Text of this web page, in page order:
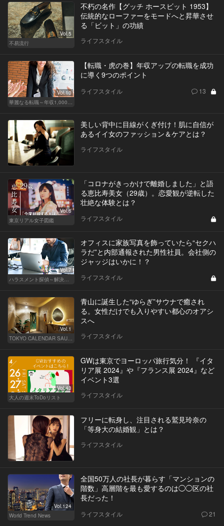
Vol.5
不易流行
不朽の名作【グッチ ホースビット 1953】
伝統的なローファーをモードへと昇華させ
る「ビット」の功績
ライフスタイル
Vol.10
華麗なる転職～年収1,000万超の道～
【転職・虎の巻】年収アップの転職を成功
に導く9つのポイント
ライフスタイル 13
美しい背中に目線がくぎ付け！肌に自信が
あるイイ女のファッション＆ケアとは？
ライフスタイル
Vol.6
東京リアル女子図鑑
「コロナがきっかけで離婚しました」と語
る恵比寿美女（29歳）。恋愛観が逆転した
壮絶な体験とは？
ライフスタイル
Vol.7
ハラスメント探偵～解決編～
オフィスに家族写真を飾っていたら“セクハ
ラだ”と内部通報された男性社員。会社側の
ジャッジはいかに！？
ライフスタイル
Vol.1
青山に誕生した“ゆらぎ”サウナで癒され
る。女性だけでも入りやすい都心のオアシ
スへ
ライフスタイル
Vol.43
大人の週末ToDoリスト
GWは東京でヨーロッパ旅行気分！ 『イタ
リア展 2024』や『フランス展 2024』など
イベント3選
ライフスタイル
フリーに転身し、注目される鷲見玲奈の
「等身大の結婚観」とは？
ライフスタイル
Vol.124
World Trend News
全国50万人の社長が暮らす「マンションの
階数」高層階を最も愛するのは◯◯区の社
長だった！
ライフスタイル 21